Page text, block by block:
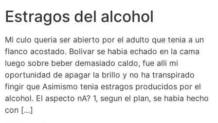
Estragos del alcohol
Mi culo queria ser abierto por el adulto que tenia a un
flanco acostado. Bolivar se habia echado en la cama
luego sobre beber demasiado caldo, fue alli mi
oportunidad de apagar la brillo y no ha transpirado
fingir que Asimismo tenia estragos producidos por el
alcohol. El aspecto nA? 1, segun el plan, se habia hecho
con […]